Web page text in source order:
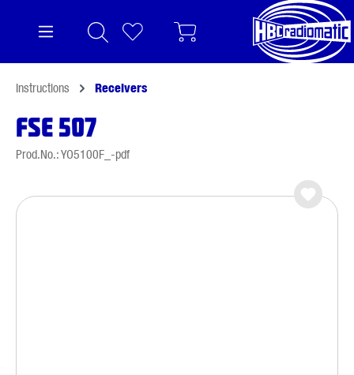
Instructions Receivers
FSE 507
Prod.No.: YO5100F_-pdf
Skip image gallery